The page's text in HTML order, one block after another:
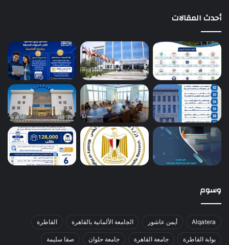
أحدث المقالات
وسوم
Alqatera أيمن عاشور الجامعة الألمانية بالقاهرة القاطرة
بوابة القاطرة جامعة القاهرة جامعة حلوان صفا سليمة